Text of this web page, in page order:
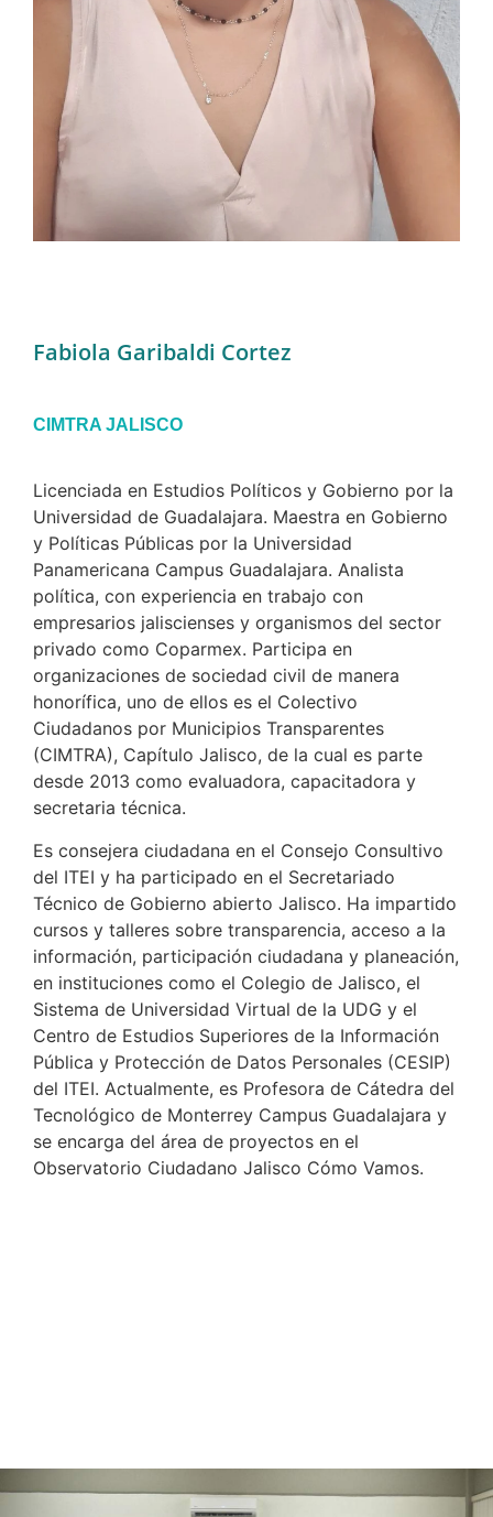
Fabiola Garibaldi Cortez
CIMTRA JALISCO
Licenciada en Estudios Políticos y Gobierno por la
Universidad de Guadalajara. Maestra en Gobierno
y Políticas Públicas por la Universidad
Panamericana Campus Guadalajara. Analista
política, con experiencia en trabajo con
empresarios jaliscienses y organismos del sector
privado como Coparmex. Participa en
organizaciones de sociedad civil de manera
honorífica, uno de ellos es el Colectivo
Ciudadanos por Municipios Transparentes
(CIMTRA), Capítulo Jalisco, de la cual es parte
desde 2013 como evaluadora, capacitadora y
secretaria técnica.
Es consejera ciudadana en el Consejo Consultivo
del ITEI y ha participado en el Secretariado
Técnico de Gobierno abierto Jalisco. Ha impartido
cursos y talleres sobre transparencia, acceso a la
información, participación ciudadana y planeación,
en instituciones como el Colegio de Jalisco, el
Sistema de Universidad Virtual de la UDG y el
Centro de Estudios Superiores de la Información
Pública y Protección de Datos Personales (CESIP)
del ITEI. Actualmente, es Profesora de Cátedra del
Tecnológico de Monterrey Campus Guadalajara y
se encarga del área de proyectos en el
Observatorio Ciudadano Jalisco Cómo Vamos.